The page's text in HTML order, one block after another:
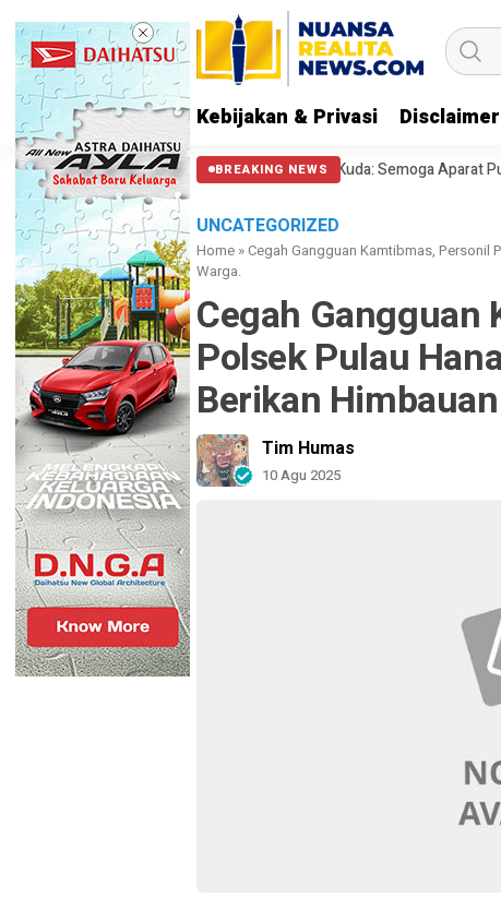
Kebijakan & Privasi Disclaimer
BREAKING NEWS
Halangi Massa di Patung Kuda: Semoga Aparat Punya Hati Nurani
UNCATEGORIZED
Home »Cegah Gangguan Kamtibmas, Personil
Warga.
Cegah Gangguan
Polsek Pulau
Berikan
Tim Humas
10 Agu 2025